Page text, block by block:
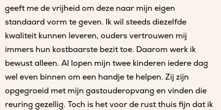
geeft me de vrijheid om deze naar mijn eigen
standaard vorm te geven. Ik wil steeds diezelfde
kwaliteit kunnen leveren, ouders vertrouwen mij
immers hun kostbaarste bezit toe. Daarom werk ik
bewust alleen. Al lopen mijn twee kinderen iedere dag
wel even binnen om een handje te helpen. Zij zijn
opgegroeid met mijn gastouderopvang en vinden die
reuring gezellig. Toch is het voor de rust thuis fijn dat ik